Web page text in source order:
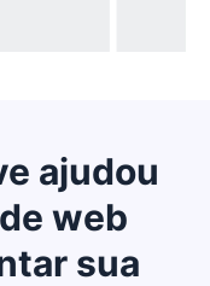
a
ajudou
web
sua